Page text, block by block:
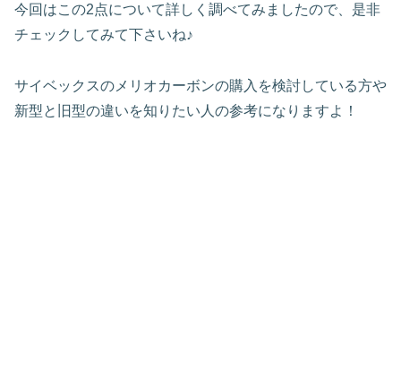
今回はこの2点について詳しく調べてみましたので、是非
チェックしてみて下さいね♪
サイベックスのメリオカーボンの購入を検討している方や
新型と旧型の違いを知りたい人の参考になりますよ！